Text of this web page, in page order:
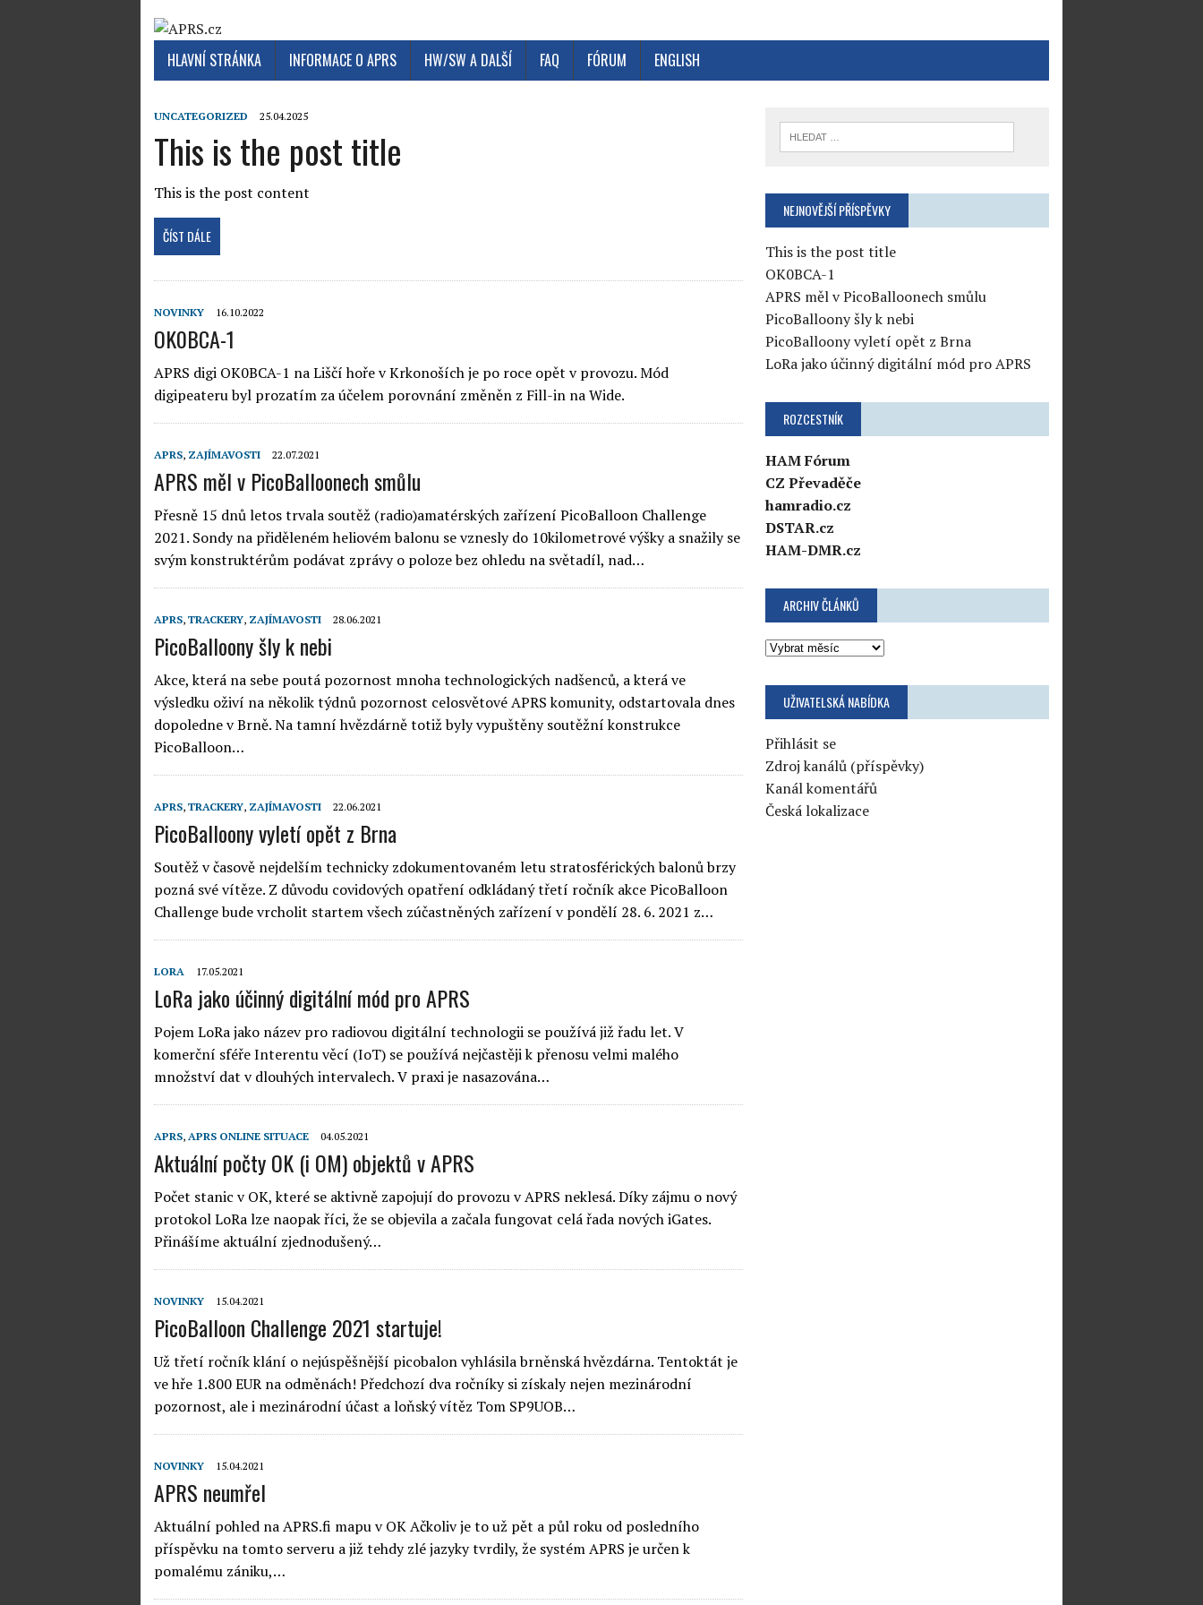
HLAVNÍ STRÁNKA INFORMACE O APRS HW/SW A DALŠÍ FAQ FÓRUM ENGLISH
UNCATEGORIZED 25.04.2025
This is the post title
This is the post content
ČÍST DÁLE
NOVINKY 16.10.2022
OK0BCA-1
APRS digi OK0BCA-1 na Liščí hoře v Krkonoších je po roce opět v provozu. Mód
digipeateru byl prozatím za účelem porovnání změněn z Fill-in na Wide.
APRS, ZAJÍMAVOSTI 22.07.2021
APRS měl v PicoBalloonech smůlu
Přesně 15 dnů letos trvala soutěž (radio)amatérských zařízení PicoBalloon Challenge
2021. Sondy na přiděleném heliovém balonu se vznesly do 10kilometrové výšky a snažily se
svým konstruktérům podávat zprávy o poloze bez ohledu na světadíl, nad…
APRS, TRACKERY, ZAJÍMAVOSTI 28.06.2021
PicoBalloony šly k nebi
Akce, která na sebe poutá pozornost mnoha technologických nadšenců, a která ve
výsledku oživí na několik týdnů pozornost celosvětové APRS komunity, odstartovala dnes
dopoledne v Brně. Na tamní hvězdárně totiž byly vypuštěny soutěžní konstrukce
PicoBalloon…
APRS, TRACKERY, ZAJÍMAVOSTI 22.06.2021
PicoBalloony vyletí opět z Brna
Soutěž v časově nejdelším technicky zdokumentovaném letu stratosférických balonů brzy
pozná své vítěze. Z důvodu covidových opatření odkládaný třetí ročník akce PicoBalloon
Challenge bude vrcholit startem všech zúčastněných zařízení v pondělí 28. 6. 2021 z…
LORA 17.05.2021
LoRa jako účinný digitální mód pro APRS
Pojem LoRa jako název pro radiovou digitální technologii se používá již řadu let. V
komerční sféře Interentu věcí (IoT) se používá nejčastěji k přenosu velmi malého
množství dat v dlouhých intervalech. V praxi je nasazována…
APRS, APRS ONLINE SITUACE 04.05.2021
Aktuální počty OK (i OM) objektů v APRS
Počet stanic v OK, které se aktivně zapojují do provozu v APRS neklesá. Díky zájmu o nový
protokol LoRa lze naopak říci, že se objevila a začala fungovat celá řada nových iGates.
Přinášíme aktuální zjednodušený…
NOVINKY 15.04.2021
PicoBalloon Challenge 2021 startuje!
Už třetí ročník klání o nejúspěšnější picobalon vyhlásila brněnská hvězdárna. Tentoktát je
ve hře 1.800 EUR na odměnách! Předchozí dva ročníky si získaly nejen mezinárodní
pozornost, ale i mezinárodní účast a loňský vítěz Tom SP9UOB…
NOVINKY 15.04.2021
APRS neumřel
Aktuální pohled na APRS.fi mapu v OK Ačkoliv je to už pět a půl roku od posledního
příspěvku na tomto serveru a již tehdy zlé jazyky tvrdily, že systém APRS je určen k
pomalému zániku,…
NEJNOVĚJŠÍ PŘÍSPĚVKY
This is the post title
OK0BCA-1
APRS měl v PicoBalloonech smůlu
PicoBalloony šly k nebi
PicoBalloony vyletí opět z Brna
LoRa jako účinný digitální mód pro APRS
ROZCESTNÍK
HAM Fórum
CZ Převaděče
hamradio.cz
DSTAR.cz
HAM-DMR.cz
ARCHIV ČLÁNKŮ
UŽIVATELSKÁ NABÍDKA
Přihlásit se
Zdroj kanálů (příspěvky)
Kanál komentářů
Česká lokalizace